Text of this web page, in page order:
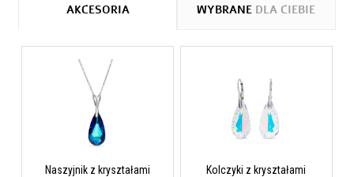
AKCESORIA WYBRANE DLA CIEBIE
Naszyjnik z kryształami
Kolczyki z kryształami